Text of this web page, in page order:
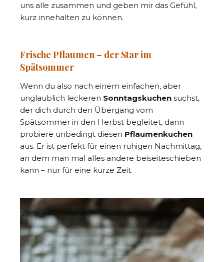
uns alle zusammen und geben mir das Gefühl,
kurz innehalten zu können.
Frische Pflaumen – der Star im
Spätsommer
Wenn du also nach einem einfachen, aber
unglaublich leckeren Sonntagskuchen suchst,
der dich durch den Übergang vom
Spätsommer in den Herbst begleitet, dann
probiere unbedingt diesen Pflaumenkuchen
aus. Er ist perfekt für einen ruhigen Nachmittag,
an dem man mal alles andere beiseiteschieben
kann – nur für eine kurze Zeit.